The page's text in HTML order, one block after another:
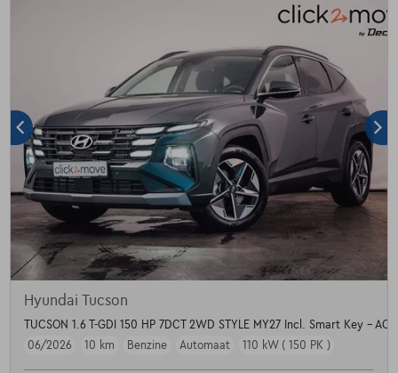
Hyundai Tucson
TUCSON 1.6 T-GDI 150 HP 7DCT 2WD STYLE MY27 Incl. Smart Key -
06/2026
10 km Benzine Automaat 110 kW ( 150 PK )